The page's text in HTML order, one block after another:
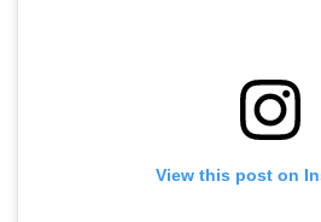
View this post on